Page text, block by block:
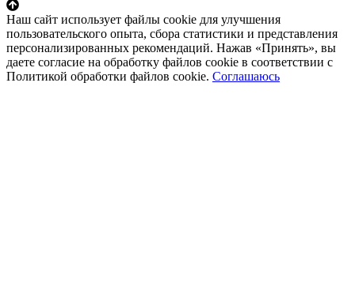
Наш сайт использует файлы cookie для улучшения
пользовательского опыта, сбора статистики и представления
персонализированных рекомендаций. Нажав «Принять», вы
даете согласие на обработку файлов cookie в соответствии с
Политикой обработки файлов cookie. Соглашаюсь